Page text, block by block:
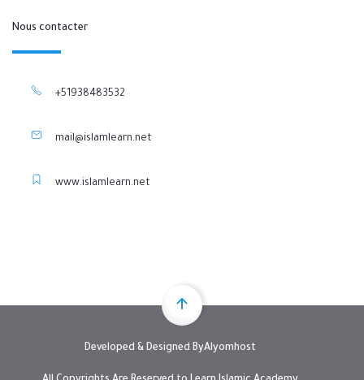
Nous contacter
+51938483532
mail@islamlearn.net
www.islamlearn.net
Developed & Designed ByAlyomhost